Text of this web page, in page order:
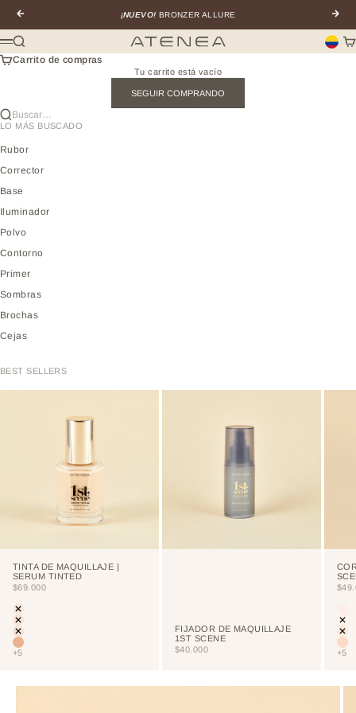
Anterior
¡NUEVO! BRONZER ALLURE
Atenea profesional
Menú
Buscar
Carrito de compras
Tu carrito está vacío
SEGUIR COMPRANDO
Buscar…
LO MÁS BUSCADO
Rubor
Corrector
Base
Iluminador
Polvo
Contorno
Primer
Sombras
Brochas
Cejas
BEST SELLERS
TINTA DE MAQUILLAJE |
SERUM TINTED
PRECIO DE OFERTA
$69.000
Color
LIGHT
PORCELAIN
CREAM
VAINILLA
+5
FIJADOR DE MAQUILLAJE
1ST SCENE
PRECIO DE OFERTA
$40.000 +5